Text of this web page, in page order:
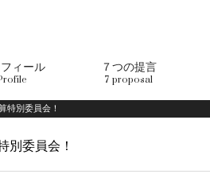
ィール ７つの提言
7 proposal
特別委員会！
別委員会！